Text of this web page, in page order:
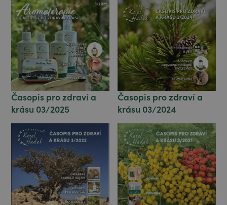
Časopis pro zdraví a
krásu 03/2025
Časopis pro zdraví a
krásu 03/2024